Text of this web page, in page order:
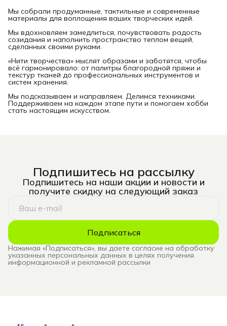
Мы собрали продуманные, тактильные и современные
материалы для воплощения ваших творческих идей.
Мы вдохновляем замедлиться, почувствовать радость
созидания и наполнить пространство теплом вещей,
сделанных своими руками.
«Нити творчества» мыслят образами и заботятся, чтобы
всё гармонировало: от палитры благородной пряжи и
текстур тканей до профессиональных инструментов и
систем хранения.
Мы подсказываем и направляем. Делимся техниками.
Поддерживаем на каждом этапе пути и помогаем хобби
стать настоящим искусством.
Подпишитесь на рассылку
Подпишитесь на наши акции и новости и
получите скидку на следующий заказ
Подписаться
Нажимая «Подписаться», вы даете согласие на обработку
указанных персональных данных в целях получения
информационной и рекламной рассылки